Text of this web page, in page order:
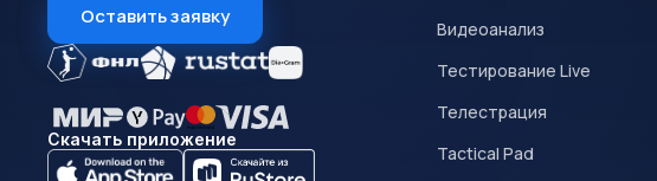
Оставить заявку
Скачать приложение
Видеоанализ
Тестирование Live
Телестрация
Tactical Pad